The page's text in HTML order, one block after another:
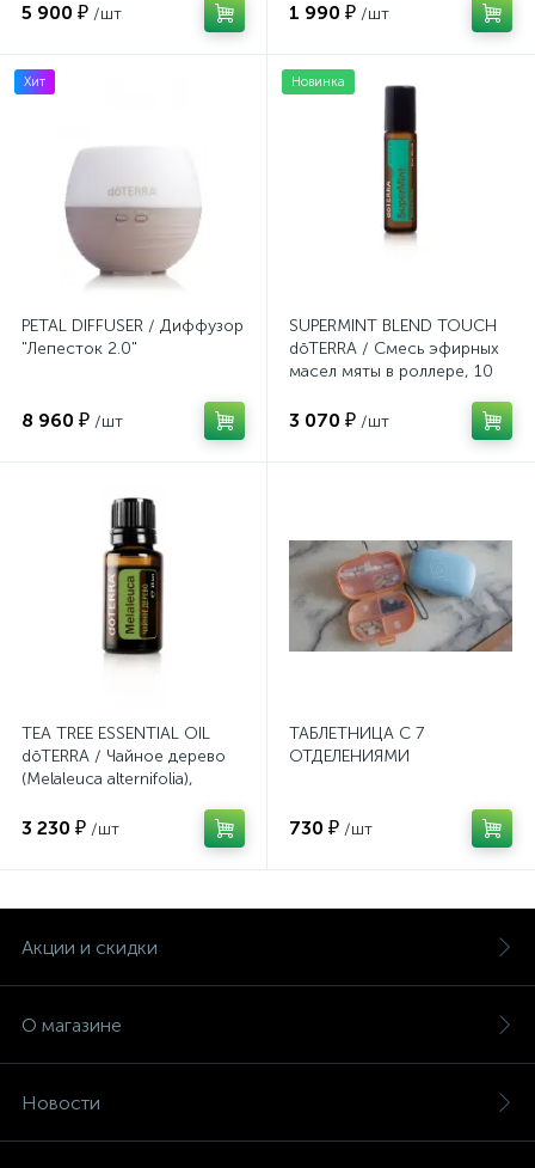
5 900 ₽ /шт 1 990 ₽ /шт
Хит
PETAL DIFFUSER / Диффузор
"Лепесток 2.0"
8 960 ₽ /шт
Новинка
SUPERMINT BLEND TOUCH
dōTERRA / Смесь эфирных
масел мяты в роллере, 10
3 070 ₽ /шт
TEA TREE ESSENTIAL OIL
dōTERRA / Чайное дерево
(Melaleuca alternifolia),
3 230 ₽ /шт
ТАБЛЕТНИЦА С 7
ОТДЕЛЕНИЯМИ
730 ₽ /шт
Акции и скидки
О магазине
Новости